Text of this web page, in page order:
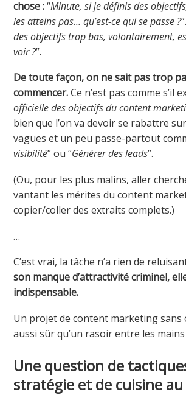
chose :“Minute, si je définis des
les atteins pas… qu’est-ce qui se passe ?
des objectifs trop bas, volontairement,
voir ?”.
De toute façon, on ne sait pas trop
commencer.Ce n’est pas comme s’il
officielle des objectifs du content
bien que l’on va devoir se rabattre
vagues et un peu passe-partout
visibilité” ou “Générer des leads”.
(Ou, pour les plus malins, aller
vantant les mérites du content
copier/coller des extraits complets.)
…
C’est vrai, la tâche n’a rien de
son manque d’attractivité criminel,
indispensable.
Un projet de content marketing sans
aussi sûr qu’un rasoir entre les mains
Une question de
stratégie et de cuisine